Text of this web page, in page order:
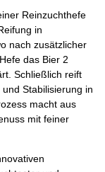
Reinzuchthefe
in
nach zusätzlicher
das Bier 2
Schließlich reift
Stabilisierung in
macht aus
mit feiner